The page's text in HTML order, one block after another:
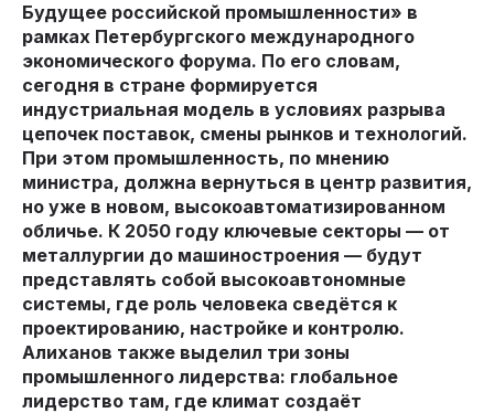
Будущее российской промышленности» в
рамках Петербургского международного
экономического форума. По его словам,
сегодня в стране формируется
индустриальная модель в условиях разрыва
цепочек поставок, смены рынков и технологий.
При этом промышленность, по мнению
министра, должна вернуться в центр развития,
но уже в новом, высокоавтоматизированном
обличье. К 2050 году ключевые секторы — от
металлургии до машиностроения — будут
представлять собой высокоавтономные
системы, где роль человека сведётся к
проектированию, настройке и контролю.
Алиханов также выделил три зоны
промышленного лидерства: глобальное
лидерство там, где климат создаёт